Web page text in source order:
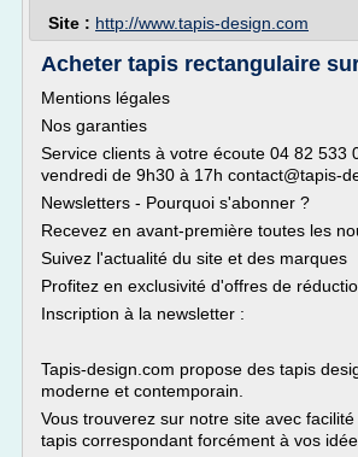
Site : http://www.tapis-design.com
Acheter tapis rectangulaire
Mentions légales
Nos garanties
Service clients à votre écoute 04 82 533
vendredi de 9h30 à 17h contact@tapis-
Newsletters - Pourquoi s'abonner ?
Recevez en avant-première toutes les
Suivez l'actualité du site et des marques
Profitez en exclusivité d'offres de
Inscription à la newsletter :
Tapis-design.com propose des tapis
moderne et contemporain.
Vous trouverez sur notre site avec
tapis correspondant forcément à vos